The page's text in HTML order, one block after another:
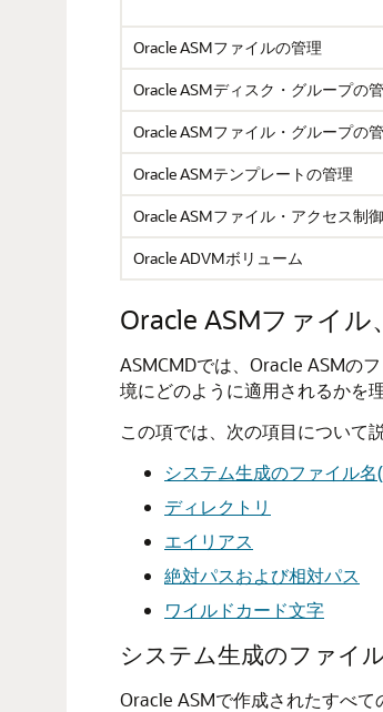
Oracle ASMファイルの管理
Oracle ASMディスク・グループの
Oracle ASMファイル・グループの
Oracle ASMテンプレートの管理
Oracle ASMファイル・アクセス制御
Oracle ADVMボリューム
Oracle ASMファイ
ASMCMDでは、Oracle ASMの
境にどのように適用されるかを
この項では、次の項目について
システム生成のファイル
ディレクトリ
エイリアス
絶対パスおよび相対パス
ワイルドカード文字
システム生成のファイ
Oracle ASMで作成されたすべ